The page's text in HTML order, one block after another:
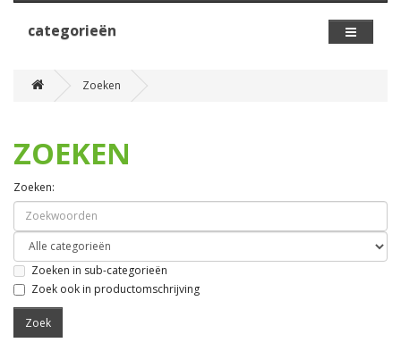
categorieën
Zoeken
ZOEKEN
Zoeken:
Zoeken in sub-categorieën
Zoek ook in productomschrijving